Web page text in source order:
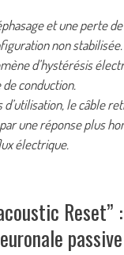
et une perte
non
d’hystérésis
conduction.
le câble
une réponse plus
électrique.
passive